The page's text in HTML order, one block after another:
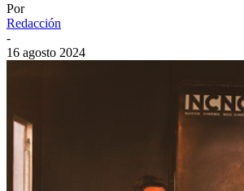
Por
Redacción
-
16 agosto 2024